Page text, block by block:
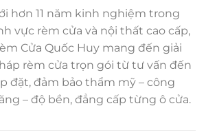
hơn 11 năm kinh nghiệm trong
vực rèm cửa và nội thất cao cấp,
Cửa Quốc Huy mang đến giải
rèm cửa trọn gói từ tư vấn đến
đặt, đảm bảo thẩm mỹ – công
– độ bền, đẳng cấp từng ô cửa.